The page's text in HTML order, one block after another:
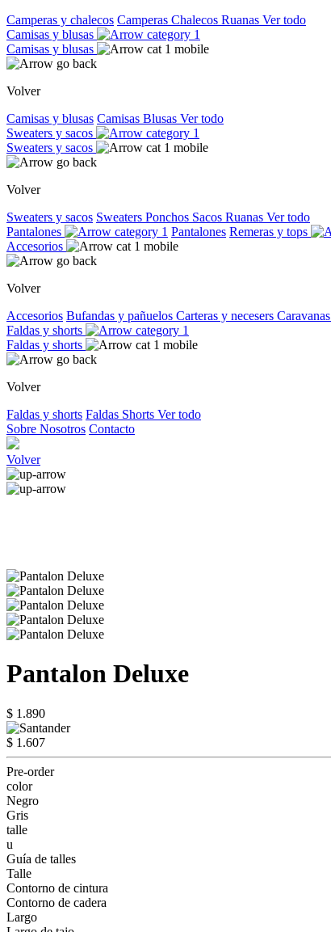
Camperas y chalecos Camperas Chalecos Ruanas Ver todo
Camisas y blusas
Camisas y blusas
Volver
Camisas y blusas Camisas Blusas Ver todo
Sweaters y sacos
Sweaters y sacos
Volver
Sweaters y sacos Sweaters Ponchos Sacos Ruanas Ver todo
Pantalones
Pantalones Remeras y tops
Accesorios
Volver
Accesorios Bufandas y pañuelos Carteras y necesers Caravanas
Faldas y shorts
Faldas y shorts
Volver
Faldas y shorts Faldas Shorts Ver todo
Sobre Nosotros Contacto
Volver
Pantalon Deluxe
$ 1.890
$ 1.607
Pre-order
color
Negro
Gris
talle
u
Guía de talles
Talle
Contorno de cintura
Contorno de cadera
Largo